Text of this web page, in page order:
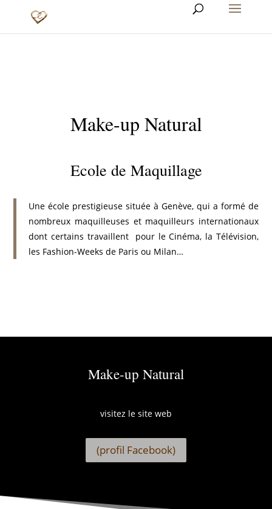
Make-up Natural
Ecole de Maquillage
Une école prestigieuse située à Genève, qui a formé de
nombreux maquilleuses et maquilleurs internationaux
dont certains travaillent pour le Cinéma, la Télévision,
les Fashion-Weeks de Paris ou Milan…
Make-up Natural
visitez le site web
(profil Facebook)